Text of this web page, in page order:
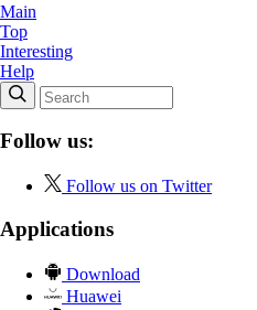
Main
Top
Interesting
Help
Follow us:
Follow us on Twitter
Applications
Download
Huawei